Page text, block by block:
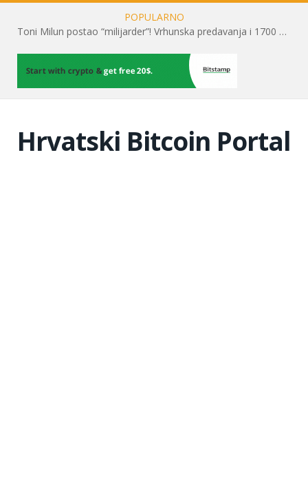
POPULARNO
Toni Milun postao “milijarder”! Vrhunska predavanja i 1700 posjetitelja obilježili su mjesec financijske pismenosti
Hrvatski Bitcoin Portal